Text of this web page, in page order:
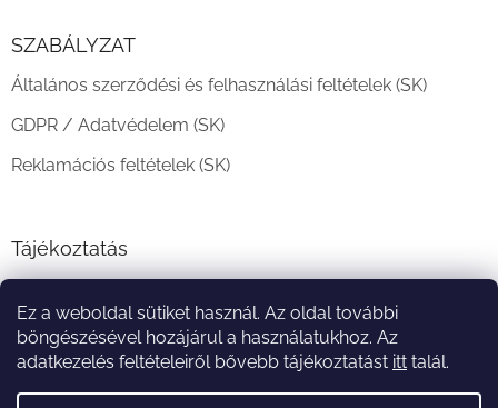
Ez a weboldal sütiket használ. Az oldal további
böngészésével hozájárul a használatukhoz. Az
adatkezelés feltételeiről bővebb tájékoztatást itt talál.
SZABÁLYZAT
Általános szerződési és felhasználási feltételek (SK)
GDPR / Adatvédelem (SK)
Reklamációs feltételek (SK)
Tájékoztatás
A vásárlás menete